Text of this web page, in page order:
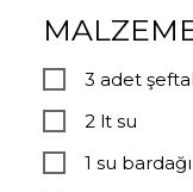
3 adet
2 lt su
1 su